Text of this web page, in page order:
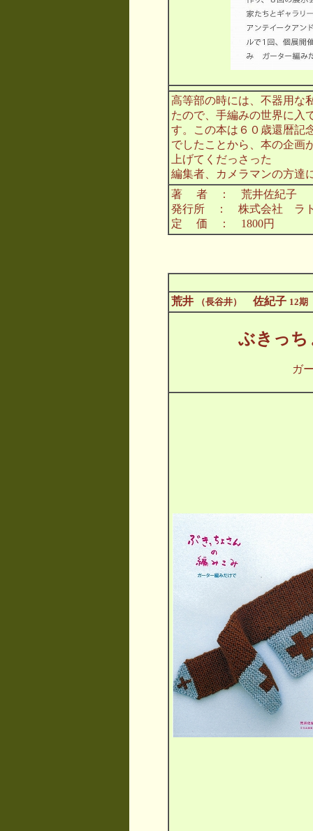
高等部の時には、不器用な
たので、手編みの世界に入
す。この本は６０歳還暦記
でしたことから、本の企画
上げてくだっさった
編集者、カメラマンの方達
著 者 ： 荒井佐紀子
発行所 ： 株式会社 ラ
定 価 ： 1800円
荒井 （長谷井） 佐紀子 12期
ぶきっち
ガ